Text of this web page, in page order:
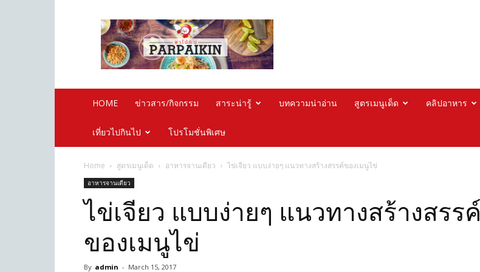
Parpaikin.com
HOME ข่าวสาร/กิจกรรม สาระน่ารู้ บทความน่าอ่าน สูตรเมนูเด็ด คลิปอาหาร
เที่ยวไปกินไป โปรโมชั่นพิเศษ
Home สูตรเมนูเด็ด อาหารจานเดียว ไข่เจียว แบบง่ายๆ แนวทางสร้างสรรค์ของเมนูไข่
อาหารจานเดียว
ไข่เจียว แบบง่ายๆ แนวทางสร้างสรรค์
ของเมนูไข่
By admin - March 15, 2017